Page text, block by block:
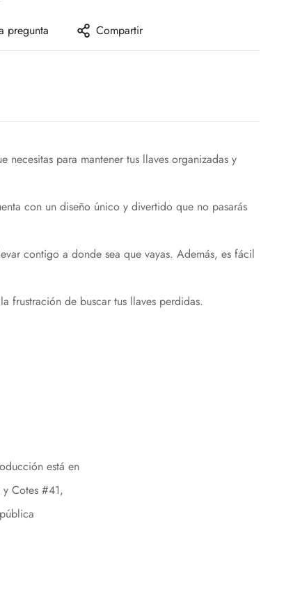
pregunta Compartir
para mantener tus llaves organizadas y
con un diseño único y divertido que no pasarás
contigo a donde sea que vayas. Además, es fácil
frustración de buscar tus llaves perdidas.
está en
y Cotes #41,